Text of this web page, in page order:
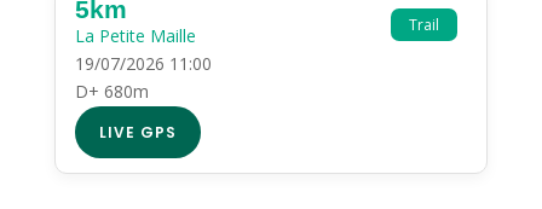
Trail
5km
La Petite Maille
19/07/2026 11:00
D+ 680m
LIVE GPS